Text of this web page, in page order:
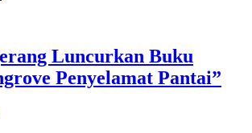
Luncurkan Buku
Penyelamat Pantai”